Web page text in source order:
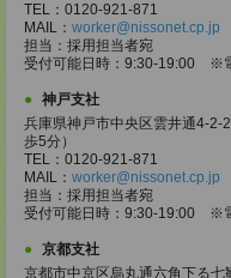
TEL：0120-921-871
MAIL： worker@nissonet.cp.jp
担当：採用担当者宛
受付可能日時：9:30-19:00 ※
神戸支社
兵庫県神戸市中央区雲井通4-
歩5分）
TEL：0120-921-871
MAIL： worker@nissonet.cp.jp
担当：採用担当者宛
受付可能日時：9:30-19:00 ※
京都支社
京都市中京区烏丸通六角下る